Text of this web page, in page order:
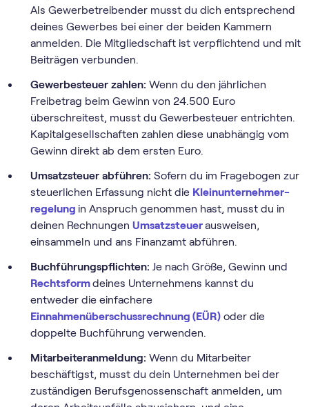
Als Gewerbetreibender musst du dich entsprechend
deines Gewerbes bei einer der beiden Kammern
anmelden. Die Mitgliedschaft ist verpflichtend und mit
Beiträgen verbunden.
Gewerbesteuer zahlen: Wenn du den jährlichen
Freibetrag beim Gewinn von 24.500 Euro
überschreitest, musst du Gewerbesteuer entrichten.
Kapitalgesellschaften zahlen diese unabhängig vom
Gewinn direkt ab dem ersten Euro.
Umsatzsteuer abführen: Sofern du im Fragebogen zur
steuerlichen Erfassung nicht die Klein­unternehmer­
regelung in Anspruch genommen hast, musst du in
deinen Rechnungen Umsatzsteuerausweisen,
einsammeln und ans Finanzamt abführen.
Buchführungspflichten: Je nach Größe, Gewinn und
Rechtsformdeines Unternehmens kannst du
entweder die einfachere
Einnahmenüberschussrechnung (EÜR) oder die
doppelte Buchführung verwenden.
Mitarbeiteranmeldung: Wenn du Mitarbeiter
beschäftigst, musst du dein Unternehmen bei der
zuständigen Berufsgenossenschaft anmelden, um